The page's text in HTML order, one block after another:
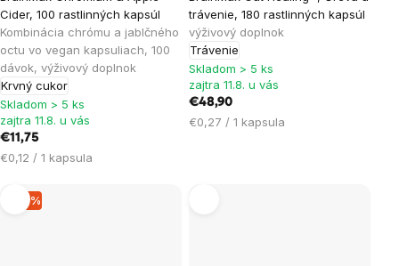
Cider, 100 rastlinných kapsúl
Kombinácia chrómu a jablčného
octu vo vegan kapsuliach, 100
dávok, výživový doplnok
Krvný cukor
hodnotenie
produktu
je
5,0
z
5
hviezdičiek.
Skladom > 5 ks
zajtra 11.8. u vás
€11,75
Jednotková
€0,12 / 1 kapsula
trávenie, 180 rastlinných kapsúl
výživový doplnok
Trávenie
hodnotenie
produktu
je
5,0
z
5
hviezdičiek.
Skladom > 5 ks
zajtra 11.8. u vás
€48,90
Jednotková
€0,27 / 1 kapsula
–19 %